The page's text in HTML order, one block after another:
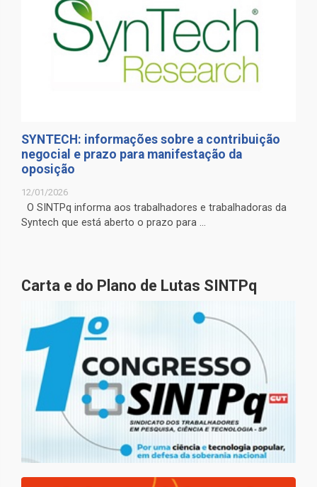
SYNTECH: informações sobre a contribuição
negocial e prazo para manifestação da
oposição
12/01/2026
O SINTPq informa aos trabalhadores e trabalhadoras da
Syntech que está aberto o prazo para ...
Carta e do Plano de Lutas SINTPq